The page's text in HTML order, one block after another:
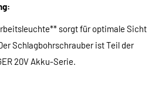
sorgt für optimale Sicht
Schlagbohrschrauber ist Teil der
20V Akku-Serie.